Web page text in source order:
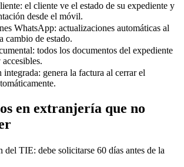
el cliente ve el estado de su expediente y
desde el móvil.
WhatsApp: actualizaciones automáticas al
cambio de estado.
todos los documentos del expediente
integrada: genera la factura al cerrar el
en extranjería que no
del TIE: debe solicitarse 60 días antes de la